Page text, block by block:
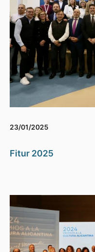
23/01/2025
Fitur 2025